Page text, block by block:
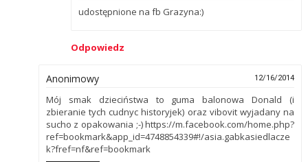
udostępnione na fb Grazyna:)
Odpowiedz
Anonimowy 12/16/2014
Mój smak dzieciństwa to guma balonowa Donald (i
zbieranie tych cudnyc historyjek) oraz vibovit wyjadany na
sucho z opakowania ;-) https://m.facebook.com/home.php?
ref=bookmark&app_id=4748854339#!/asia.gabkasiedlacze
k?fref=nf&ref=bookmark